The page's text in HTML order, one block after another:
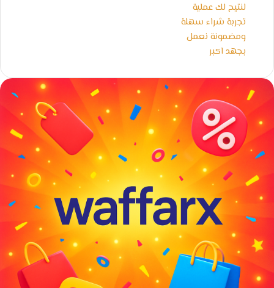
لنتيح لك عملية
تجربة شراء سهلة
ومضمونة نعمل
بجهد اكبر